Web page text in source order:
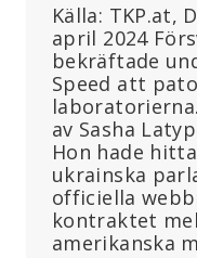
Källa: TKP.at,
april 2024
bekräftade
Speed att
av Sasha
Hon hade
ukrainska
officiella
kontraktet
amerikanska